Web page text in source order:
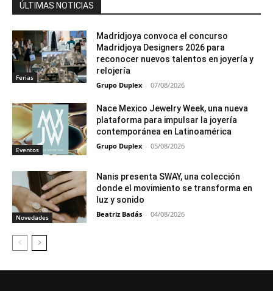
ÚLTIMAS NOTICIAS
Ferias
Madridjoya convoca el concurso
Madridjoya Designers 2026 para
reconocer nuevos talentos en joyería y
relojería
Grupo Duplex - 07/08/2026
Eventos
Nace Mexico Jewelry Week, una nueva
plataforma para impulsar la joyería
contemporánea en Latinoamérica
Grupo Duplex - 05/08/2026
Novedades
Nanis presenta SWAY, una colección
donde el movimiento se transforma en
luz y sonido
Beatriz Badás - 04/08/2026